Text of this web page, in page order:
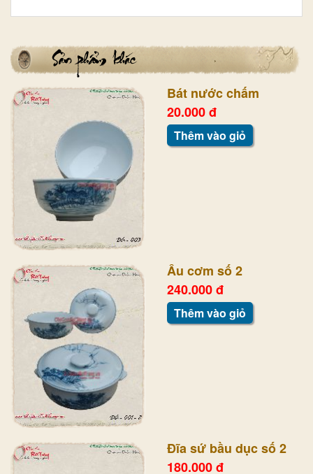
Bát nước chấm
20.000 đ
Thêm vào giỏ
Âu cơm số 2
240.000 đ
Thêm vào giỏ
Đĩa sứ bầu dục số 2
180.000 đ